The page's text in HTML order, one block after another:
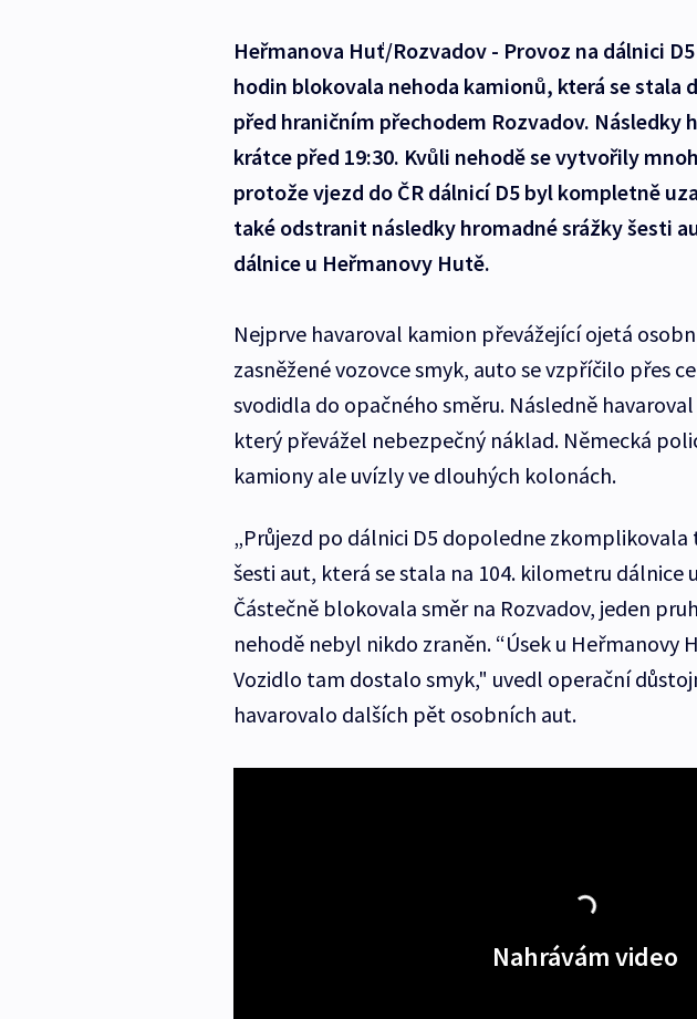
Heřmanova Huť/Rozvadov - Provoz na dálnici
hodin blokovala nehoda kamionů, která se stala
před hraničním přechodem Rozvadov. Následky
krátce před 19:30. Kvůli nehodě se vytvořily
protože vjezd do ČR dálnicí D5 byl kompletně
také odstranit následky hromadné srážky šesti
dálnice u Heřmanovy Hutě.
Nejprve havaroval kamion převážející ojetá
zasněžené vozovce smyk, auto se vzpříčilo přes
svodidla do opačného směru. Následně
který převážel nebezpečný náklad. Německá
kamiony ale uvízly ve dlouhých kolonách.
„Průjezd po dálnici D5 dopoledne
šesti aut, která se stala na 104. kilometru dálnice
Částečně blokovala směr na Rozvadov, jeden
nehodě nebyl nikdo zraněn. “Úsek u Heřmanovy
Vozidlo tam dostalo smyk," uvedl operační
havarovalo dalších pět osobních aut.
Nahrávám video